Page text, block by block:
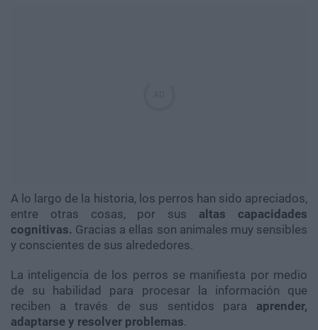
A lo largo de la historia, los perros han sido apreciados,
entre otras cosas, por sus altas capacidades
cognitivas. Gracias a ellas son animales muy sensibles
y conscientes de sus alrededores.
La inteligencia de los perros se manifiesta por medio
de su habilidad para procesar la información que
reciben a través de sus sentidos para aprender,
adaptarse y resolver problemas.